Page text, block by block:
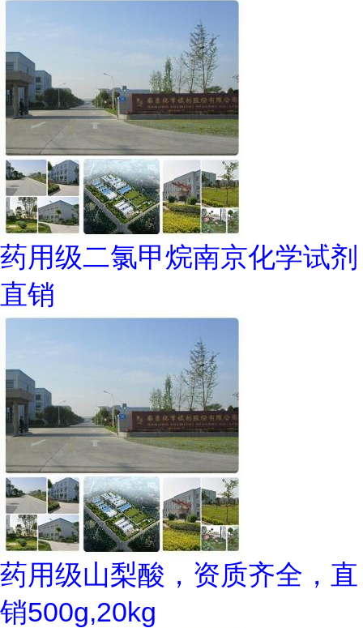
药用级二氯甲烷南京化学试剂
直销
药用级山梨酸，资质齐全，直
销500g,20kg